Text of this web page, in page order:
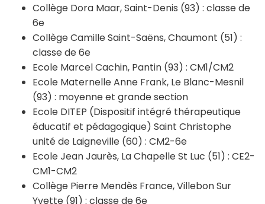
Collège Dora Maar, Saint-Denis (93) : classe de
6e
Collège Camille Saint-Saëns, Chaumont (51) :
classe de 6e
Ecole Marcel Cachin, Pantin (93) : CM1/CM2
Ecole Maternelle Anne Frank, Le Blanc-Mesnil
(93) : moyenne et grande section
Ecole DITEP (Dispositif intégré thérapeutique
éducatif et pédagogique) Saint Christophe
unité de Laigneville (60) : CM2-6e
Ecole Jean Jaurès, La Chapelle St Luc (51) : CE2-
CM1-CM2
Collège Pierre Mendès France, Villebon Sur
Yvette (91) : classe de 6e